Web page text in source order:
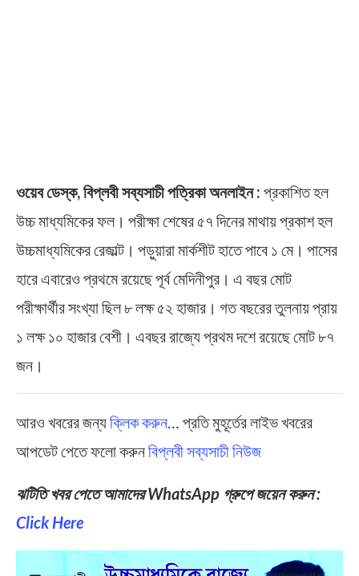
ওয়েব ডেস্ক, বিপ্লবী সব্যসাচী পত্রিকা অনলাইন : প্রকাশিত হল
উচ্চ মাধ্যমিকের ফল। পরীক্ষা শেষের ৫৭ দিনের মাথায় প্রকাশ হল
উচ্চমাধ্যমিকের রেজাল্ট। পড়ুয়ারা মার্কশীট হাতে পাবে ১ মে। পাসের
হারে এবারেও প্রথমে রয়েছে পূর্ব মেদিনীপুর। এ বছর মোট
পরীক্ষার্থীর সংখ্যা ছিল ৮ লক্ষ ৫২ হাজার। গত বছরের তুলনায় প্র‍ায়
১ লক্ষ ১০ হাজার বেশী। এবছর রাজ্যে প্রথম দশে রয়েছে মোট ৮৭
জন।
আরও খবরের জন্যক্লিক করুন… প্রতি মুহূর্তের লাইভ খবরের
আপডেট পেতে ফলো করুনবিপ্লবী সব্যসাচী নিউজ
ঝটিতি খবর পেতে আমাদের WhatsApp গ্রুপে জয়েন করুন :
Click Here